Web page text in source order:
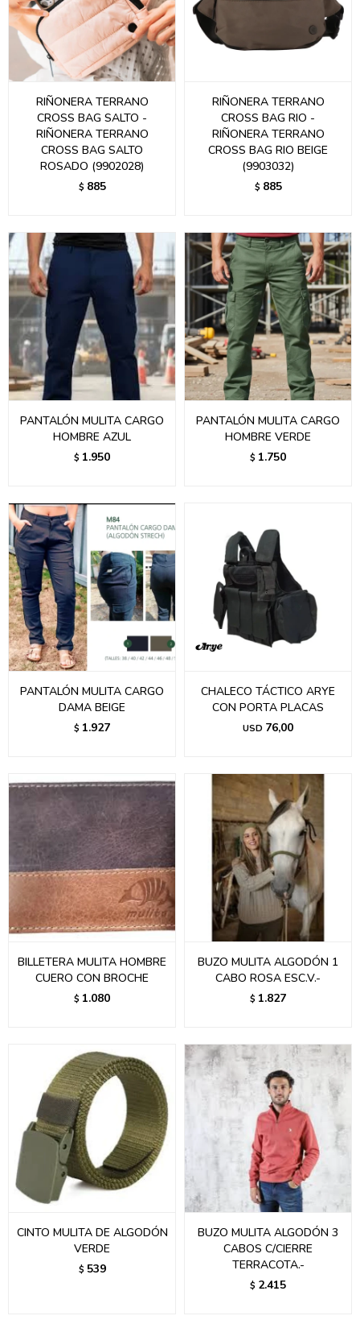
RIÑONERA TERRANO
CROSS BAG SALTO -
RIÑONERA TERRANO
CROSS BAG SALTO
ROSADO (9902028)
$ 885
RIÑONERA TERRANO
CROSS BAG RIO -
RIÑONERA TERRANO
CROSS BAG RIO BEIGE
(9903032)
$ 885
PANTALÓN MULITA CARGO
HOMBRE AZUL
$ 1.950
PANTALÓN MULITA CARGO
HOMBRE VERDE
$ 1.750
PANTALÓN MULITA CARGO
DAMA BEIGE
$ 1.927
CHALECO TÁCTICO ARYE
CON PORTA PLACAS
USD 76,00
BILLETERA MULITA HOMBRE
CUERO CON BROCHE
$ 1.080
BUZO MULITA ALGODÓN 1
CABO ROSA ESC.V.-
$ 1.827
CINTO MULITA DE ALGODÓN
VERDE
$ 539
BUZO MULITA ALGODÓN 3
CABOS C/CIERRE
TERRACOTA.-
$ 2.415